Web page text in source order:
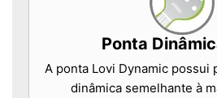
Ponta
A ponta Lovi Dynamic possui
dinâmica semelhante à